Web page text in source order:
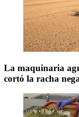
La maquinaria
cortó la racha